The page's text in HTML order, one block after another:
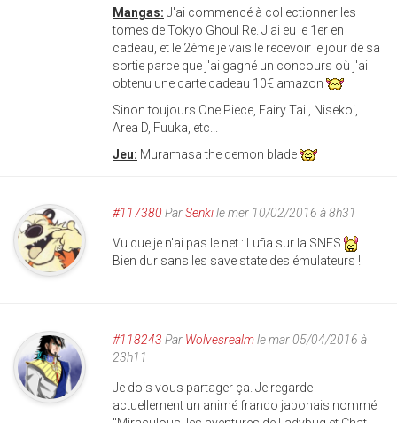
Mangas: J'ai commencé à collectionner les
tomes de Tokyo Ghoul Re. J'ai eu le 1er en
cadeau, et le 2ème je vais le recevoir le jour de sa
sortie parce que j'ai gagné un concours où j'ai
obtenu une carte cadeau 10€ amazon
Sinon toujours One Piece, Fairy Tail, Nisekoi,
Area D, Fuuka, etc...
Jeu: Muramasa the demon blade
#117380 ParSenkile mer 10/02/2016 à 8h31
Vu que je n'ai pas le net : Lufia sur la SNES
Bien dur sans les save state des émulateurs !
#118243 Par Wolvesrealmle mar 05/04/2016 à
23h11
Je dois vous partager ça. Je regarde
actuellement un animé franco japonais nommé